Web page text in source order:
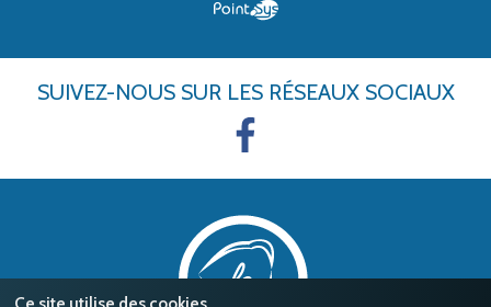
SUIVEZ-NOUS SUR LES RÉSEAUX SOCIAUX